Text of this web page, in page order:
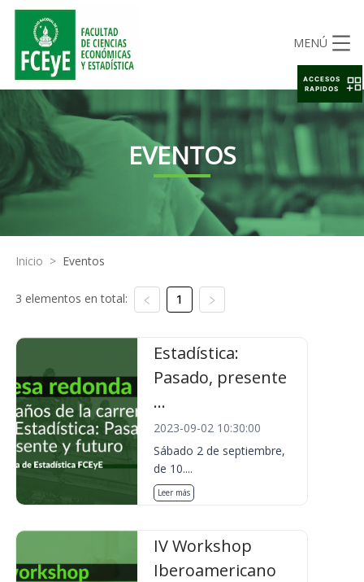
MENÚ
EVENTOS
Inicio > Eventos
3 elementos en total: 1
Estadística:
Pasado, presente
...
2023-09-02 10:30:00
Sábado 2 de septiembre,
de 10....
Leer más
IV Workshop
Iberoamericano
ACCESOS
RAPIDOS